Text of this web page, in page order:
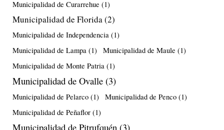
Municipalidad de Curarrehue (1)
Municipalidad de Florida(2)
Municipalidad de Independencia (1)
Municipalidad de Lampa (1) Municipalidad de Maule (1)
Municipalidad de Monte Patria (1)
Municipalidad de Ovalle (3)
Municipalidad de Pelarco (1) Municipalidad de Penco (1)
Municipalidad de Peñaflor (1)
Municipalidad de Pitrufquén (3)